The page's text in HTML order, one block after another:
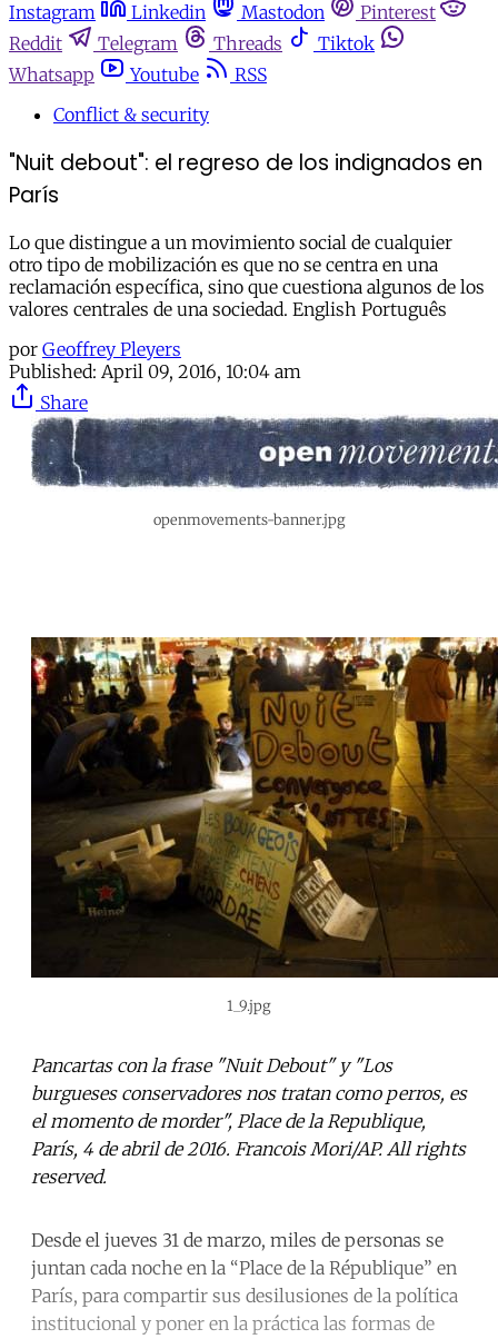
Instagram
Linkedin Mastodon
Pinterest
Reddit
Telegram Threads
Tiktok
Whatsapp
Youtube
RSS
Conflict & security
"Nuit debout": el regreso de los indignados en
París
Lo que distingue a un movimiento social de cualquier
otro tipo de mobilización es que no se centra en una
reclamación específica, sino que cuestiona algunos de los
valores centrales de una sociedad. English Português
por Geoffrey Pleyers
Published: April 09, 2016, 10:04 am
Share
openmovements-banner.jpg
1_9.jpg
Pancartas con la frase "Nuit Debout" y "Los
burgueses conservadores nos tratan como perros, es
el momento de morder", Place de la Republique,
París, 4 de abril de 2016. Francois Mori/AP. All rights
reserved.
Desde el jueves 31 de marzo, miles de personas se
juntan cada noche en la “Place de la République” en
París, para compartir sus desilusiones de la política
institucional y poner en la práctica las formas de